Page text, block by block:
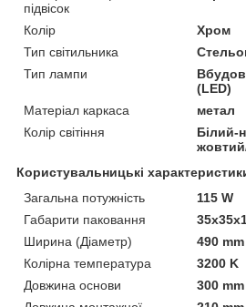
підвісок
Колір
Хром
Тип світильника
Тип лампи
(LED)
Матеріал каркаса
метал
Колір світіння
Білий-
Користувальницькі
Загальна потужність
115 W
Габарити паковання
Ширина (Діаметр)
490 mm
Колірна температура
3200 K
Довжина основи
300 mm